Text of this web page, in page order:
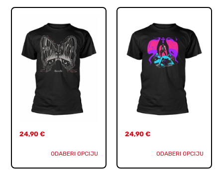
24,90€
ODABERI OPCIJU
24,90 €
ODABERI OPCIJU